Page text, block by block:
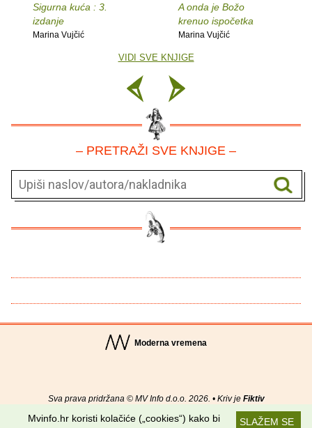
Sigurna kuća : 3.
izdanje
Marina Vujčić
A onda je Božo
krenuo ispočetka
Marina Vujčić
VIDI SVE KNJIGE
– PRETRAŽI SVE KNJIGE –
Moderna vremena
Sva prava pridržana © MV Info d.o.o. 2026. • Kriv je Fiktiv
Uvjeti korištenja RSS kanaliSLAŽEM SE
Mvinfo.hr koristi kolačiće („cookies“) kako bi